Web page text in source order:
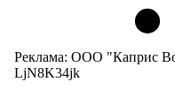
Реклама: ООО "Каприс
LjN8K34jk